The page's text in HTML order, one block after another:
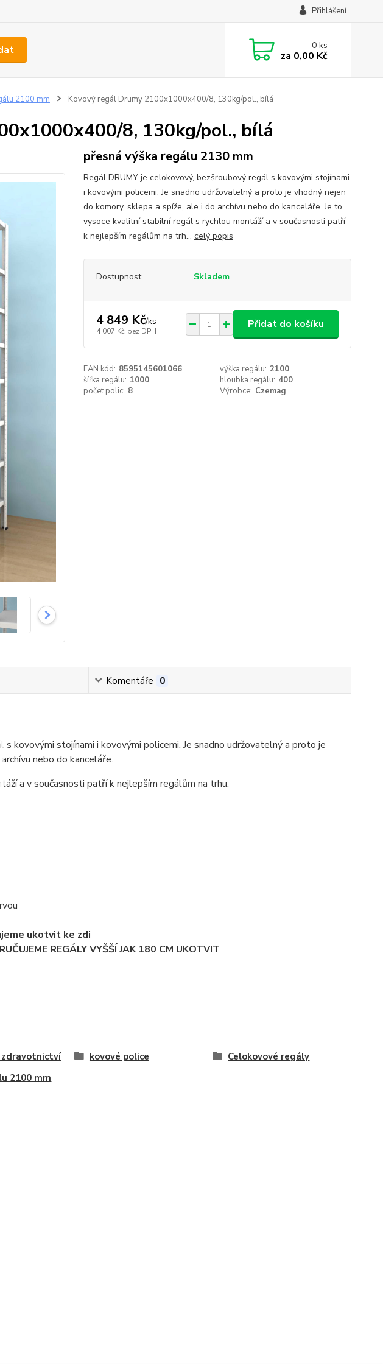
Přihlášení
0ks
za 0,00 Kč
2100 mm Kovový regál Drumy 2100x1000x400/8, 130kg/pol., bílá
8, 130kg/pol., bílá
přesná výška regálu 2130 mm
Regál DRUMY je celokovový, bezšroubový regál s kovovými stojínami
i kovovými policemi. Je snadno udržovatelný a proto je vhodný nejen
do komory, sklepa a spíže, ale i do archívu nebo do kanceláře. Je to
vysoce kvalitní stabilní regál s rychlou montáží a v současnosti patří
k nejlepším regálům na trh... celý popis
Dostupnost Skladem
4 849 Kč/ks
4 007 Kč bez DPH
Přidat do košíku
EAN kód: 8595145601066 výška regálu: 2100
šířka regálu: 1000 hloubka regálu: 400
počet polic: 8 Výrobce: Czemag
Komentáře 0
kovovými stojínami i kovovými policemi. Je snadno udržovatelný a proto je
nebo do kanceláře.
a v současnosti patří k nejlepším regálům na trhu.
ukotvit ke zdi
REGÁLY VYŠŠÍ JAK 180 CM UKOTVIT
zdravotnictví kovové police
Celokovové regály
2100 mm